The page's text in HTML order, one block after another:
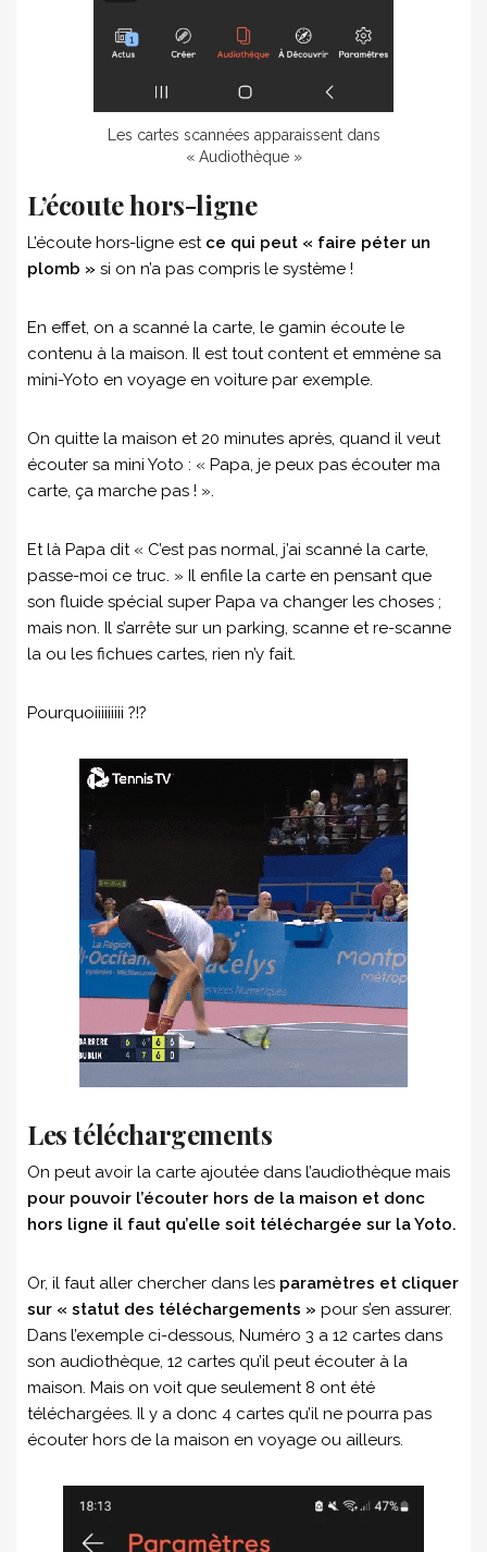
Les cartes scannées apparaissent dans
« Audiothèque »
L’écoute hors-ligne
L’écoute hors-ligne est ce qui peut « faire péter un
plomb » si on n’a pas compris le système !
En effet, on a scanné la carte, le gamin écoute le
contenu à la maison. Il est tout content et emmène sa
mini-Yoto en voyage en voiture par exemple.
On quitte la maison et 20 minutes après, quand il veut
écouter sa mini Yoto : « Papa, je peux pas écouter ma
carte, ça marche pas ! ».
Et là Papa dit « C’est pas normal, j’ai scanné la carte,
passe-moi ce truc. » Il enfile la carte en pensant que
son fluide spécial super Papa va changer les choses ;
mais non. Il s’arrête sur un parking, scanne et re-scanne
la ou les fichues cartes, rien n’y fait.
Pourquoiiiiiiiii ?!?
Les téléchargements
On peut avoir la carte ajoutée dans l’audiothèque mais
pour pouvoir l’écouter hors de la maison et donc
hors ligne il faut qu’elle soit téléchargée sur la Yoto.
Or, il faut aller chercher dans les paramètres et cliquer
sur « statut des téléchargements » pour s’en assurer.
Dans l’exemple ci-dessous, Numéro 3 a 12 cartes dans
son audiothèque, 12 cartes qu’il peut écouter à la
maison. Mais on voit que seulement 8 ont été
téléchargées. Il y a donc 4 cartes qu’il ne pourra pas
écouter hors de la maison en voyage ou ailleurs.